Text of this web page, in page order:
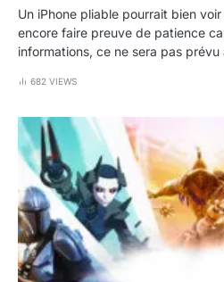
Un iPhone pliable pourrait bien
encore faire preuve de patience
informations, ce ne sera pas
682 VIEWS